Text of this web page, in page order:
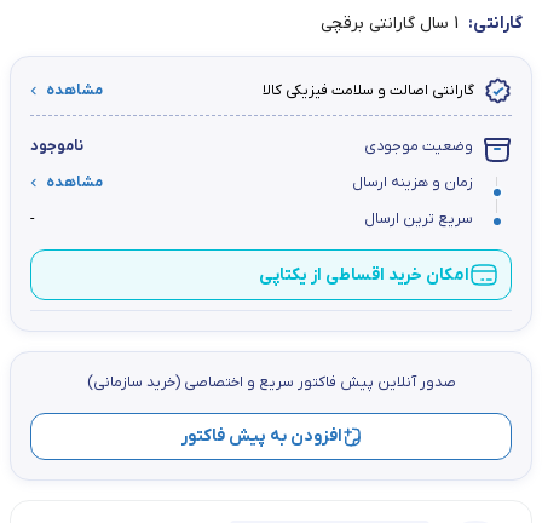
گارانتی: 1 سال گارانتی برقچی
گارانتی اصالت و سلامت فیزیکی کالا مشاهده
وضعیت موجودی
ناموجود
زمان و هزینه ارسال
مشاهده
سریع ترین ارسال
-
امکان خرید اقساطی از یکتاپی
صدور آنلاین پيش فاكتور سریع و اختصاصي (خرید سازمانی)
افزودن به پیش فاکتور